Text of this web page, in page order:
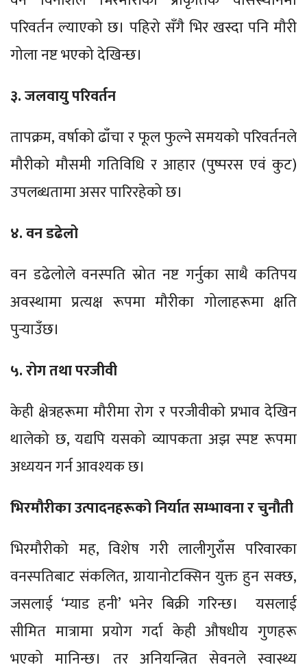
परिवर्तन ल्याएको छ। पहिरो सँगै भिर खस्दा पनि मौरी
गोला नष्ट भएको देखिन्छ।
३. जलवायु परिवर्तन
तापक्रम, वर्षाको ढाँचा र फूल फुल्ने समयको परिवर्तनले
मौरीको मौसमी गतिविधि र आहार (पुष्परस एवं कुट)
उपलब्धतामा असर पारिरहेको छ।
४. वन डढेलो
वन डढेलोले वनस्पति स्रोत नष्ट गर्नुका साथै कतिपय
अवस्थामा प्रत्यक्ष रूपमा मौरीका गोलाहरूमा क्षति
पुर्‍याउँछ।
५. रोग तथा परजीवी
केही क्षेत्रहरूमा मौरीमा रोग र परजीवीको प्रभाव देखिन
थालेको छ, यद्यपि यसको व्यापकता अझ स्पष्ट रूपमा
अध्ययन गर्न आवश्यक छ।
भिरमौरीका उत्पादनहरूको निर्यात सम्भावना र चुनौती
भिरमौरीको मह, विशेष गरी लालीगुराँस परिवारका
वनस्पतिबाट संकलित, ग्रायानोटक्सिन युक्त हुन सक्छ,
जसलाई ‘म्याड हनी’ भनेर बिक्री गरिन्छ। यसलाई
सीमित मात्रामा प्रयोग गर्दा केही औषधीय गुणहरू
भएको मानिन्छ। तर अनियन्त्रित सेवनले स्वास्थ्य